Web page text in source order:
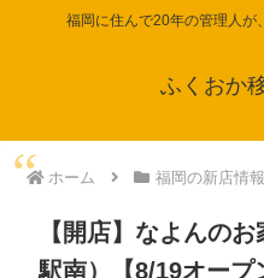
福岡に住んで20年の管理人が
ふくおか
ホーム 福岡の新店情報
【開店】なよんの
駅南）【8/19オープ